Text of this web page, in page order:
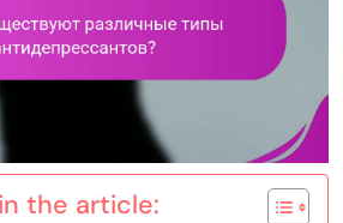
the article: